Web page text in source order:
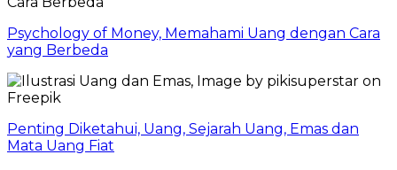
Psychology of Money, Memahami Uang dengan Cara
yang Berbeda
Penting Diketahui, Uang, Sejarah Uang, Emas dan
Mata Uang Fiat